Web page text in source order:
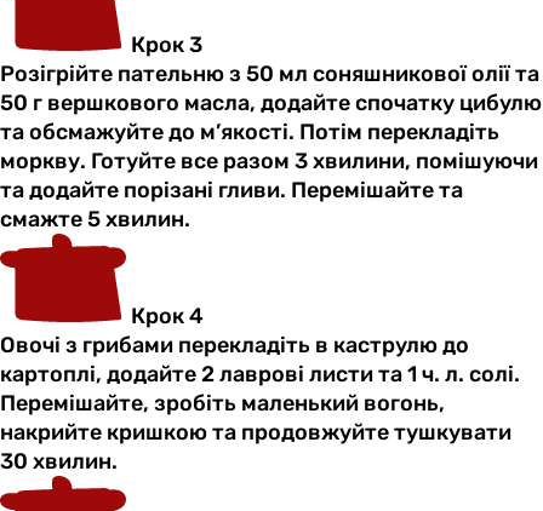
Крок 3
Розігрійте пательню з 50 мл соняшникової олії та
50 г вершкового масла, додайте спочатку цибулю
та обсмажуйте до м’якості. Потім перекладіть
моркву. Готуйте все разом 3 хвилини, помішуючи
та додайте порізані гливи. Перемішайте та
смажте 5 хвилин.
Крок 4
Овочі з грибами перекладіть в каструлю до
картоплі, додайте 2 лаврові листи та 1 ч. л. солі.
Перемішайте, зробіть маленький вогонь,
накрийте кришкою та продовжуйте тушкувати
30 хвилин.